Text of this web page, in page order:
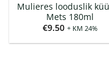
Mulieres looduslik
Mets 180ml
€9.50 + KM 24%